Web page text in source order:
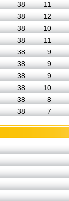
38
11
38
12
38
10
38
11
38
9
38
9
38
9
38
10
38
8
38 7